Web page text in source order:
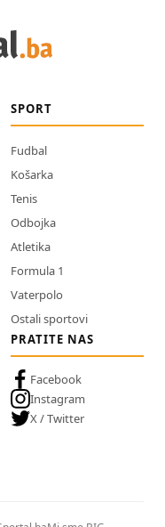
SPORT
Fudbal
Košarka
Tenis
Odbojka
Atletika
Formula 1
Vaterpolo
Ostali sportovi
PRATITE NAS
Facebook
Instagram
X / Twitter